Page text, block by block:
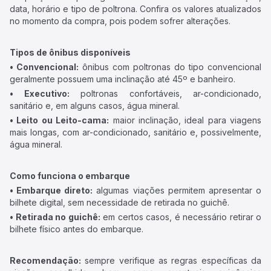
data, horário e tipo de poltrona. Confira os valores atualizados
no momento da compra, pois podem sofrer alterações.
Tipos de ônibus disponíveis
• Convencional: ônibus com poltronas do tipo convencional
geralmente possuem uma inclinação até 45º e banheiro.
• Executivo: poltronas confortáveis, ar-condicionado,
sanitário e, em alguns casos, água mineral.
• Leito ou Leito-cama: maior inclinação, ideal para viagens
mais longas, com ar-condicionado, sanitário e, possivelmente,
água mineral.
Como funciona o embarque
• Embarque direto: algumas viações permitem apresentar o
bilhete digital, sem necessidade de retirada no guichê.
• Retirada no guichê: em certos casos, é necessário retirar o
bilhete físico antes do embarque.
Recomendação: sempre verifique as regras específicas da